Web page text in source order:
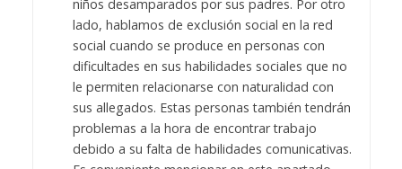
niños desamparados por sus padres. Por otro
lado, hablamos de exclusión social en la red
social cuando se produce en personas con
dificultades en sus habilidades sociales que no
le permiten relacionarse con naturalidad con
sus allegados. Estas personas también tendrán
problemas a la hora de encontrar trabajo
debido a su falta de habilidades comunicativas.